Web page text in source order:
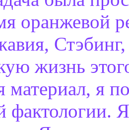
оранжевой
жизнь
материал, я
фактологии.